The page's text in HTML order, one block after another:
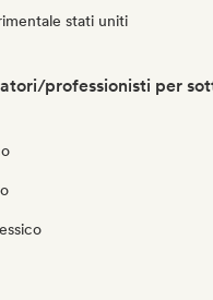
stati uniti
professionisti per